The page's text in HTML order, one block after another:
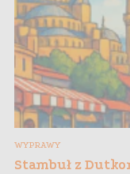
WYPRAWY
Stambuł z